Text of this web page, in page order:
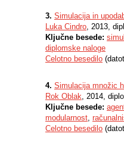
3. Simulacija in
Luka Cindro, 2013,
Ključne besede:
diplomske naloge
Celotno besedilo
4. Simulacija množic
Rok Oblak, 2014,
Ključne besede:
modularnost,
Celotno besedilo